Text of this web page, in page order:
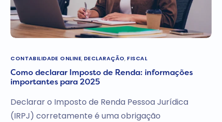
CONTABILIDADE ONLINE, DECLARAÇÃO, FISCAL
Como declarar Imposto de Renda: informações
importantes para 2025
Declarar o Imposto de Renda Pessoa Jurídica
(IRPJ) corretamente é uma obrigação